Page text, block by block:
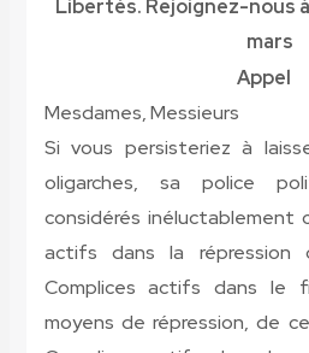
Libertés. Rejoignez-nous
mars
Appel
Mesdames, Messieurs
Si vous persisteriez à
oligarches, sa police
considérés inéluctablement
actifs dans la répression
Complices actifs dans le
moyens de répression, de